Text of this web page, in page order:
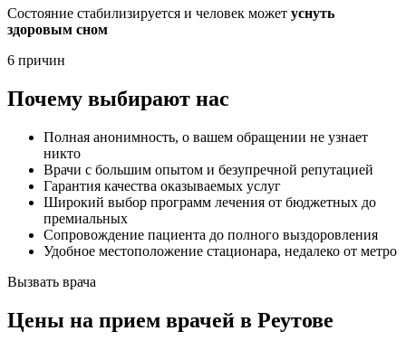
Состояние стабилизируется и человек может уснуть
здоровым сном
6 причин
Почему выбирают нас
Полная анонимность, о вашем обращении не узнает
никто
Врачи с большим опытом и безупречной репутацией
Гарантия качества оказываемых услуг
Широкий выбор программ лечения от бюджетных до
премиальных
Сопровождение пациента до полного выздоровления
Удобное местоположение стационара, недалеко от метро
Вызвать врача
Цены на прием врачей в Реутове